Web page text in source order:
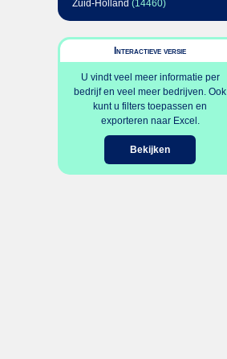
Zuid-Holland (14460)
Interactieve versie
U vindt veel meer informatie per
bedrijf en veel meer bedrijven. Ook
kunt u filters toepassen en
exporteren naar Excel.
Bekijken